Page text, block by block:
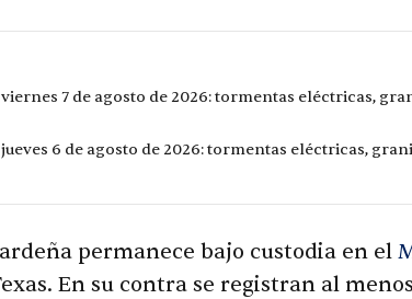
7 de agosto de 2026: tormentas eléctricas,
6 de agosto de 2026: tormentas eléctricas,
permanece bajo custodia en el
En su contra se registran al